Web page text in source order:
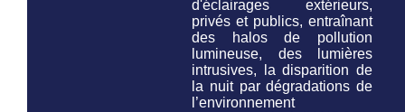
d'éclairages extérieurs,
privés et publics, entraînant
des halos de pollution
lumineuse, des lumières
intrusives, la disparition de
la nuit par dégradations de
l’environnement